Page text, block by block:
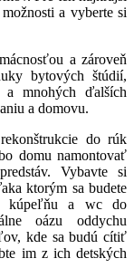
a vyberte si
a zároveň
bytových štúdií,
a mnohých ďalších
a domovu.
do rúk
domu namontovať
Vybavte si
ktorým sa budete
kúpeľňu a wc do
oázu oddychu
kde sa budú cítiť
im z ich detských